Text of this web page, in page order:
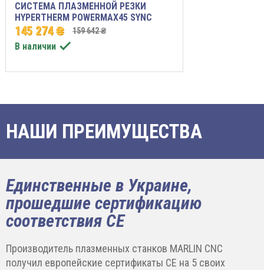
СИСТЕМА ПЛАЗМЕННОЙ РЕЗКИ
HYPERTHERM POWERMAX45 SYNC
145 274 ₴ 159 642 ₴
В наличии 
НАШИ ПРЕИМУЩЕСТВА
Единственные в Украине,
прошедшие сертификацию
соответствия CE
Производитель плазменных станков MARLIN CNC
получил европейские сертификаты CE на 5 своих